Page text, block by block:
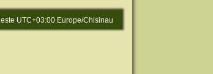
UTC+03:00 Europe/Chisinau